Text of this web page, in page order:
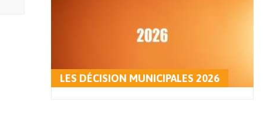
LES DÉCISION MUNICIPALES 2026